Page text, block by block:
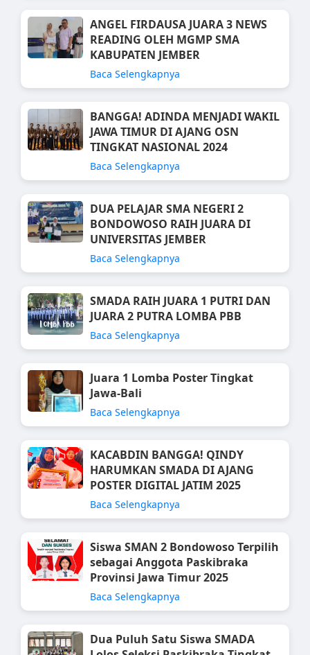
ANGEL FIRDAUSA JUARA 3 NEWS
READING OLEH MGMP SMA
KABUPATEN JEMBER
Baca Selengkapnya
BANGGA! ADINDA MENJADI WAKIL
JAWA TIMUR DI AJANG OSN
TINGKAT NASIONAL 2024
Baca Selengkapnya
DUA PELAJAR SMA NEGERI 2
BONDOWOSO RAIH JUARA DI
UNIVERSITAS JEMBER
Baca Selengkapnya
SMADA RAIH JUARA 1 PUTRI DAN
JUARA 2 PUTRA LOMBA PBB
Baca Selengkapnya
Juara 1 Lomba Poster Tingkat
Jawa-Bali
Baca Selengkapnya
KACABDIN BANGGA! QINDY
HARUMKAN SMADA DI AJANG
POSTER DIGITAL JATIM 2025
Baca Selengkapnya
Siswa SMAN 2 Bondowoso Terpilih
sebagai Anggota Paskibraka
Provinsi Jawa Timur 2025
Baca Selengkapnya
Dua Puluh Satu Siswa SMADA